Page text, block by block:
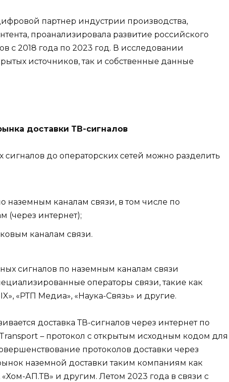
партнер индустрии производства,
проанализировала развитие российского
с 2018 года по 2023 год. В исследовании
источников, так и собственные данные
доставки ТВ-сигналов
до операторских сетей можно разделить
наземным каналам связи, в том числе по
(через интернет);
каналам связи.
сигналов по наземным каналам связи
операторы связи, такие как
«РТП Медиа», «Наука-Связь» и другие.
доставка ТВ-сигналов через интернет по
– протокол с открытым исходным кодом для
протоколов доставки через
наземной доставки таким компаниям как
«Хом-АП.ТВ» и другим. Летом 2023 года в связи с